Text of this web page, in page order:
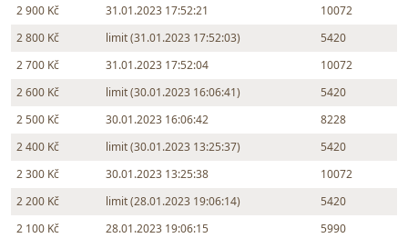
2 900 Kč
31.01.2023 17:52:21
10072
2 800 Kč
limit (31.01.2023 17:52:03)
5420
2 700 Kč
31.01.2023 17:52:04
10072
2 600 Kč
limit (30.01.2023 16:06:41)
5420
2 500 Kč
30.01.2023 16:06:42
8228
2 400 Kč
limit (30.01.2023 13:25:37)
5420
2 300 Kč
30.01.2023 13:25:38
10072
2 200 Kč
limit (28.01.2023 19:06:14)
5420
2 100 Kč
28.01.2023 19:06:15
5990